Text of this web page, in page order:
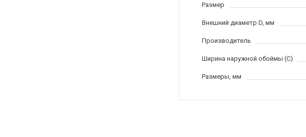
Размер
Внешний диаметр D, мм
Производитель
Ширина наружной обоймы (C)
Размеры, мм